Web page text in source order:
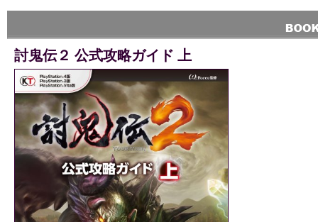
討鬼伝２ 公式攻略ガイド 上